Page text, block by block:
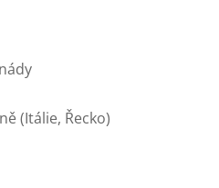
(Itálie, Řecko)